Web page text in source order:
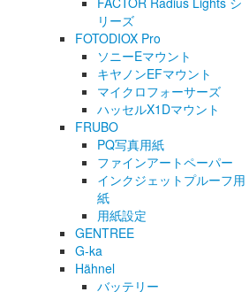
リーズ
FOTODIOX Pro
ソニーEマウント
キヤノンEFマウント
マイクロフォーサーズ
ハッセルX1Dマウント
FRUBO
PQ写真用紙
ファインアートペーパー
インクジェットプルーフ用
紙
用紙設定
GENTREE
G-ka
Hähnel
バッテリー